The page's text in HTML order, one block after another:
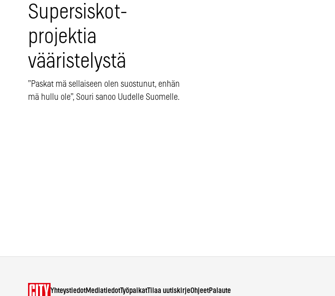
Supersiskot-
projektia
vääristelystä
”Paskat mä sellaiseen olen suostunut, enhän
mä hullu ole”, Souri sanoo Uudelle Suomelle.
YhteystiedotMediatiedotTyöpaikatTilaa uutiskirjeOhjeetPalaute